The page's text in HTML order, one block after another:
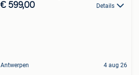
€ 599,00 Details
Antwerpen 4 aug 26